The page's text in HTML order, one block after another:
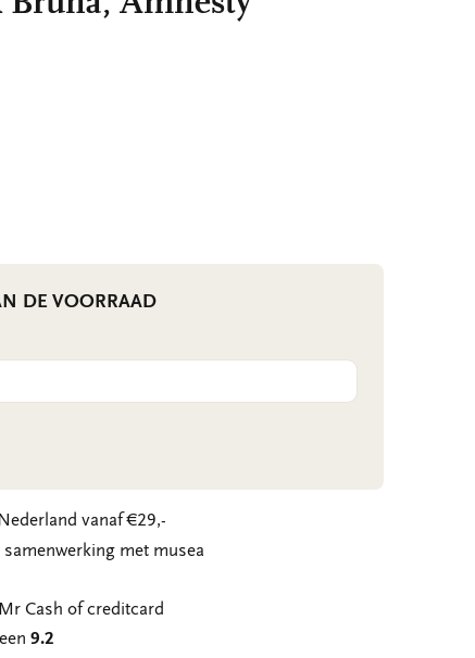
DE VOORRAAD
vanaf €29,-
met musea
Cash of creditcard
9.2